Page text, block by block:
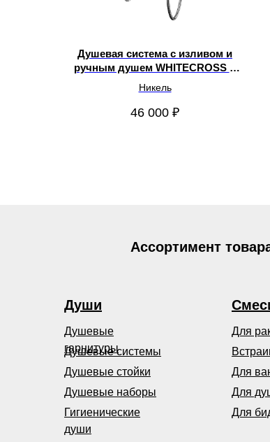
Душевая система с изливом и
ручным душем WHITECROSS Y
YSET06NIB
Никель
46 000 ₽
Души
Душевые
гарнитуры
Душевые системы
Гигиенические
души
Для
Для
Для
Для
Душевые стойки
Душевые наборы
Ассортимент